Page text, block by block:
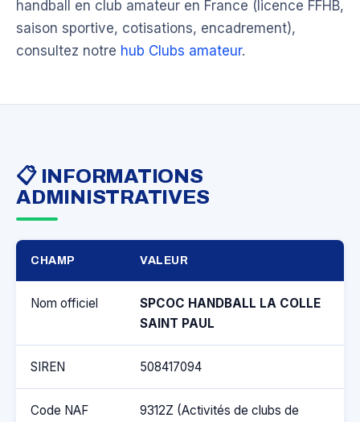
handball en club amateur en France (licence FFHB,
saison sportive, cotisations, encadrement),
consultez notre hub Clubs amateur.
📋 INFORMATIONS
ADMINISTRATIVES
CHAMP VALEUR
Nom officiel
SPCOC HANDBALL LA COLLE
SAINT PAUL
SIREN 508417094
Code NAF
9312Z (Activités de clubs de